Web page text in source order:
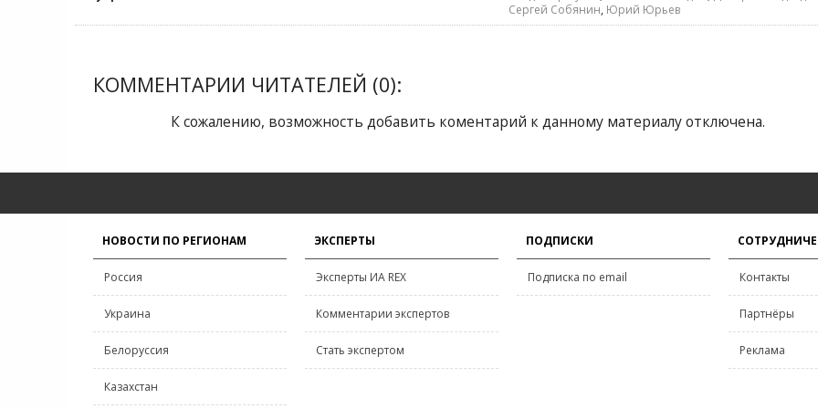
Сергей Собянин, Юрий Юрьев
КОММЕНТАРИИ ЧИТАТЕЛЕЙ (0):
К сожалению, возможность добавить коментарий к данному материалу отключена.
НОВОСТИ ПО РЕГИОНАМ
Россия
Украина
Белоруссия
Казахстан
ЭКСПЕРТЫ
Эксперты ИА REX
Комментарии экспертов
Стать экспертом
ПОДПИСКИ
Подписка по email Контакты
Партнёры
Реклама